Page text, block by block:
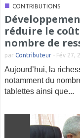
■ CONTRIBUTIONS
réduire le
nombre de
par Contributeur - Fév 27,
Aujourd’hui, la
notamment du
tablettes ainsi que...